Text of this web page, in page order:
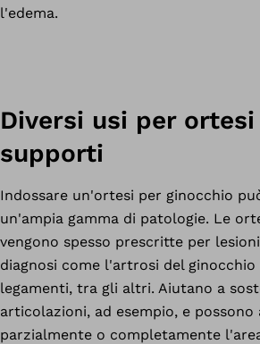
l'edema.
Diversi usi per ortesi
supporti
Indossare un'ortesi per ginocchio
un'ampia gamma di patologie. Le
vengono spesso prescritte per
diagnosi come l'artrosi del
legamenti, tra gli altri. Aiutano a
articolazioni, ad esempio, e
parzialmente o completamente